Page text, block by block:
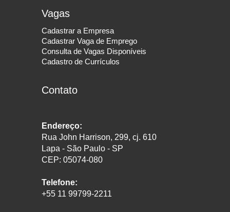
Vagas
Cadastrar a Empresa
Cadastrar Vaga de Emprego
Consulta de Vagas Disponíveis
Cadastro de Currículos
Contato
Endereço:
Rua John Harrison, 299, cj. 610
Lapa - São Paulo - SP
CEP: 05074-080
Telefone:
+55 11 99799-2211